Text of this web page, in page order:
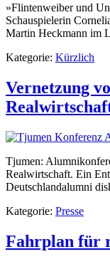
»Flintenweiber und
Schauspielerin
Martin Heckmann im
Kategorie: Kürzlich
Vernetzung
Tjumen:
Realwirtschaft. Ein
Deutschlandalumni
Kategorie: Presse
Fahrplan für